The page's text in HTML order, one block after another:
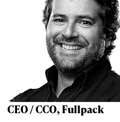
CEO / CCO, Fullpack